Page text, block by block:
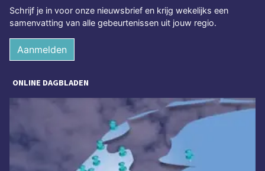
Schrijf je in voor onze nieuwsbrief en krijg wekelijks een
samenvatting van alle gebeurtenissen uit jouw regio.
Aanmelden
ONLINE DAGBLADEN